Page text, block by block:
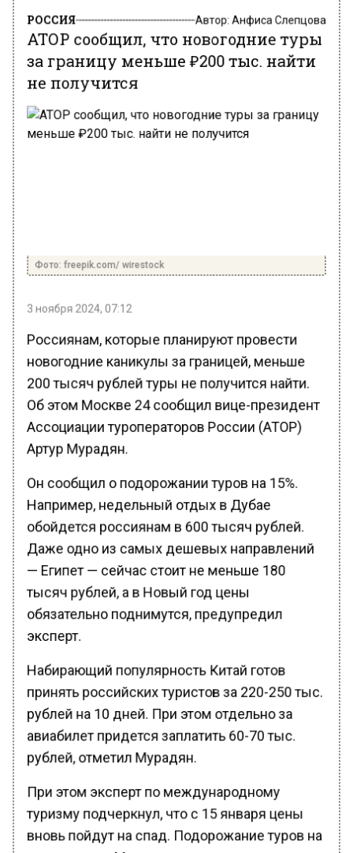
РОССИЯ Автор: Анфиса Слепцова
АТОР сообщил, что новогодние туры
за границу меньше ₽200 тыс. найти
не получится
Фото: freepik.com/ wirestock
3 ноября 2024, 07:12
Россиянам, которые планируют провести
новогодние каникулы за границей, меньше
200 тысяч рублей туры не получится найти.
Об этом Москве 24 сообщил вице-президент
Ассоциации туроператоров России (АТОР)
Артур Мурадян.
Он сообщил о подорожании туров на 15%.
Например, недельный отдых в Дубае
обойдется россиянам в 600 тысяч рублей.
Даже одно из самых дешевых направлений
— Египет — сейчас стоит не меньше 180
тысяч рублей, а в Новый год цены
обязательно поднимутся, предупредил
эксперт.
Набирающий популярность Китай готов
принять российских туристов за 220-250 тыс.
рублей на 10 дней. При этом отдельно за
авиабилет придется заплатить 60-70 тыс.
рублей, отметил Мурадян.
При этом эксперт по международному
туризму подчеркнул, что с 15 января цены
вновь пойдут на спад. Подорожание туров на